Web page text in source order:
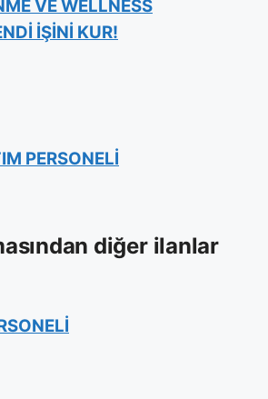
VE WELLNESS
İŞİNİ KUR!
PERSONELİ
diğer ilanlar